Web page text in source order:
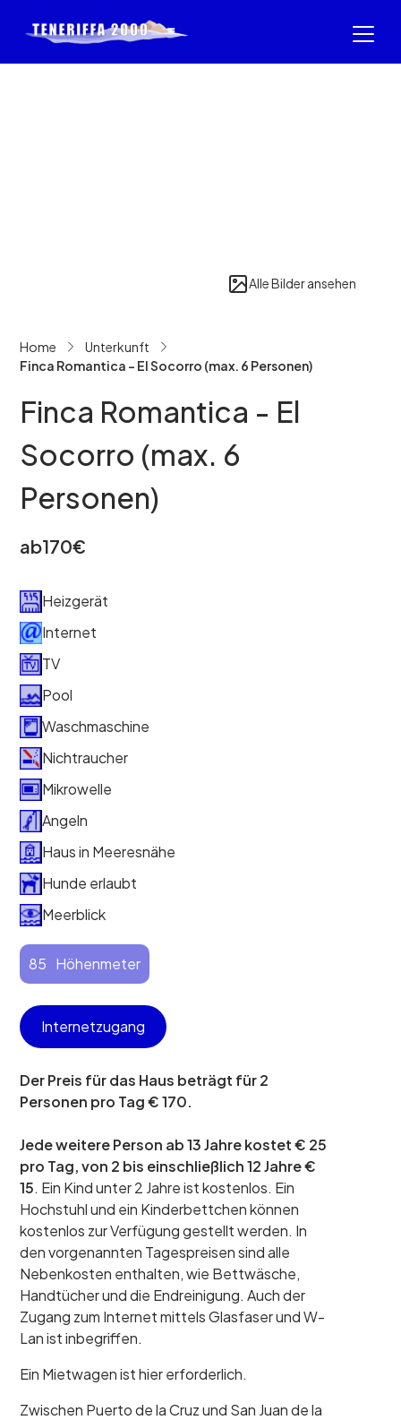
Alle Bilder ansehen
Home
Unterkunft
Finca Romantica - El Socorro (max. 6 Personen)
Finca Romantica - El
Socorro (max. 6
Personen)
ab170€
Heizgerät
Internet
TV
Pool
Waschmaschine
Nichtraucher
Mikrowelle
Angeln
Haus in Meeresnähe
Hunde erlaubt
Meerblick
85 Höhenmeter
Internetzugang
Der Preis für das Haus beträgt für 2
Personen pro Tag € 170.
Jede weitere Person ab 13 Jahre kostet € 25
pro Tag, von 2 bis einschließlich 12 Jahre €
15. Ein Kind unter 2 Jahre ist kostenlos. Ein
Hochstuhl und ein Kinderbettchen können
kostenlos zur Verfügung gestellt werden. In
den vorgenannten Tagespreisen sind alle
Nebenkosten enthalten, wie Bettwäsche,
Handtücher und die Endreinigung. Auch der
Zugang zum Internet mittels Glasfaser und W-
Lan ist inbegriffen.
Ein Mietwagen ist hier erforderlich.
Zwischen Puerto de la Cruz und San Juan de la